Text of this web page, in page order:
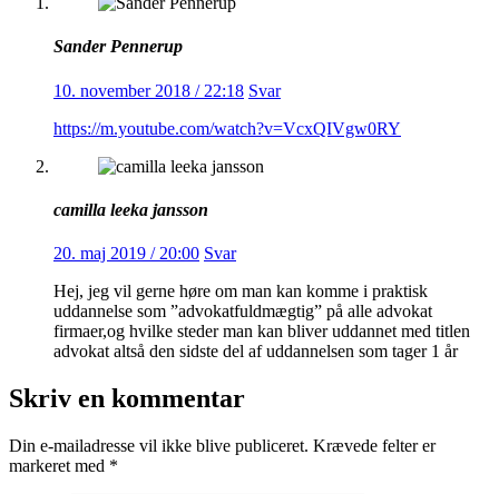
Sander Pennerup
10. november 2018 / 22:18 Svar
https://m.youtube.com/watch?v=VcxQIVgw0RY
camilla leeka jansson
20. maj 2019 / 20:00 Svar
Hej, jeg vil gerne høre om man kan komme i praktisk
uddannelse som ”advokatfuldmægtig” på alle advokat
firmaer,og hvilke steder man kan bliver uddannet med titlen
advokat altså den sidste del af uddannelsen som tager 1 år
Skriv en kommentar
Din e-mailadresse vil ikke blive publiceret. Krævede felter er
markeret med *